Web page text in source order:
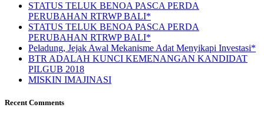
STATUS TELUK BENOA PASCA PERDA
PERUBAHAN RTRWP BALI*
STATUS TELUK BENOA PASCA PERDA
PERUBAHAN RTRWP BALI*
Peladung, Jejak Awal Mekanisme Adat Menyikapi Investasi*
BTR ADALAH KUNCI KEMENANGAN KANDIDAT
PILGUB 2018
MISKIN IMAJINASI
Recent Comments